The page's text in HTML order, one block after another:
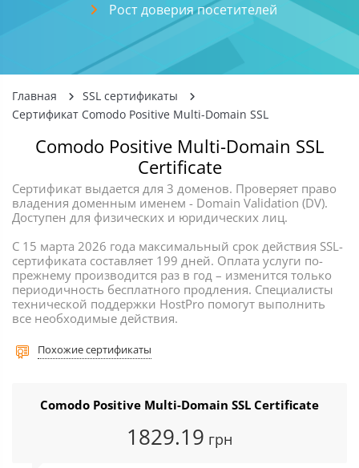
Рост доверия посетителей
Главная
SSL сертификаты
Сертификат Comodo Positive Multi-Domain SSL
Comodo Positive Multi-Domain SSL
Certificate
Сертификат выдается для 3 доменов. Проверяет право
владения доменным именем - Domain Validation (DV).
Доступен для физических и юридических лиц.
С 15 марта 2026 года максимальный срок действия SSL-
сертификата составляет 199 дней. Оплата услуги по-
прежнему производится раз в год – изменится только
периодичность бесплатного продления. Специалисты
технической поддержки HostPro помогут выполнить
все необходимые действия.
Похожие сертификаты
Comodo Positive Multi-Domain SSL Certificate
1829.19 грн